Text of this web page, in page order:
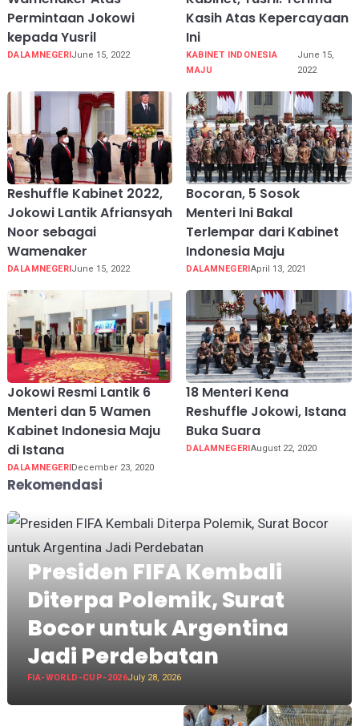
Permintaan Jokowi
kepada Yusril
DALAMNEGERIJune 15, 2022
Kasih Atas Kepercayaan
Ini
KABINET INDONESIA
MAJU
June 15,
2022
Reshuffle Kabinet 2022,
Jokowi Lantik Afriansyah
Noor sebagai
Wamenaker
DALAMNEGERIJune 15, 2022
Bocoran, 5 Sosok
Menteri Ini Bakal
Terlempar dari Kabinet
Indonesia Maju
DALAMNEGERIApril 13, 2021
Jokowi Resmi Lantik 6
Menteri dan 5 Wamen
Kabinet Indonesia Maju
di Istana
DALAMNEGERIDecember 23, 2020
18 Menteri Kena
Reshuffle Jokowi, Istana
Buka Suara
DALAMNEGERIAugust 22, 2020
Rekomendasi
Presiden FIFA Kembali
Diterpa Polemik, Surat
Bocor untuk Argentina
Jadi Perdebatan
FIA-WORLD-CUP-2026July 28, 2026